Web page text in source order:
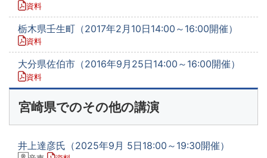
資料
栃木県壬生町（2017年2月10日14:00～16:00開催）
資料
大分県佐伯市（2016年9月25日14:00～16:00開催）
資料
宮崎県でのその他の講演
井上達彦氏（2025年9月 5日18:00～19:30開催）